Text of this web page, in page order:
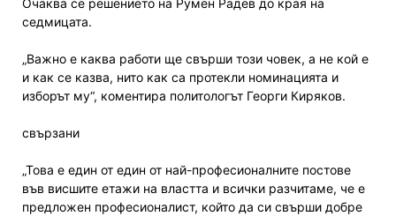
Очаква се решението на Румен Радев до края на
седмицата.
„Важно е каква работи ще свърши този човек, а не кой е
и как се казва, нито как са протекли номинацията и
изборът му“, коментира политологът Георги Киряков.
свързани
„Това е един от един от най-професионалните постове
във висшите етажи на властта и всички разчитаме, че е
предложен професионалист, който да си свърши добре